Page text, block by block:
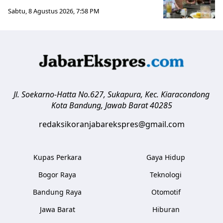
Sabtu, 8 Agustus 2026, 7:58 PM
Jl. Soekarno-Hatta No.627, Sukapura, Kec. Kiaracondong
Kota Bandung, Jawab Barat 40285
redaksikoranjabarekspres@gmail.com
Kupas Perkara
Bogor Raya
Bandung Raya
Jawa Barat
Gaya Hidup
Teknologi
Otomotif
Hiburan